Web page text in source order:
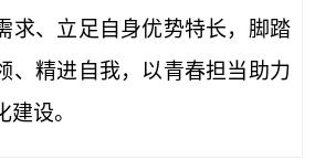
求、立足自身优势特长，脚踏
、精进自我，以青春担当助力
设。